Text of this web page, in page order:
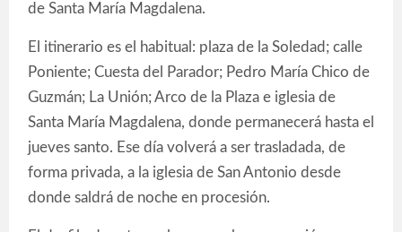
de Santa María Magdalena.
El itinerario es el habitual: plaza de la Soledad; calle
Poniente; Cuesta del Parador; Pedro María Chico de
Guzmán; La Unión; Arco de la Plaza e iglesia de
Santa María Magdalena, donde permanecerá hasta el
jueves santo. Ese día volverá a ser trasladada, de
forma privada, a la iglesia de San Antonio desde
donde saldrá de noche en procesión.